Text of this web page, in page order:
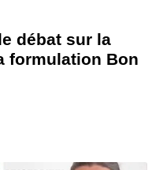
débat sur la
formulation Bon